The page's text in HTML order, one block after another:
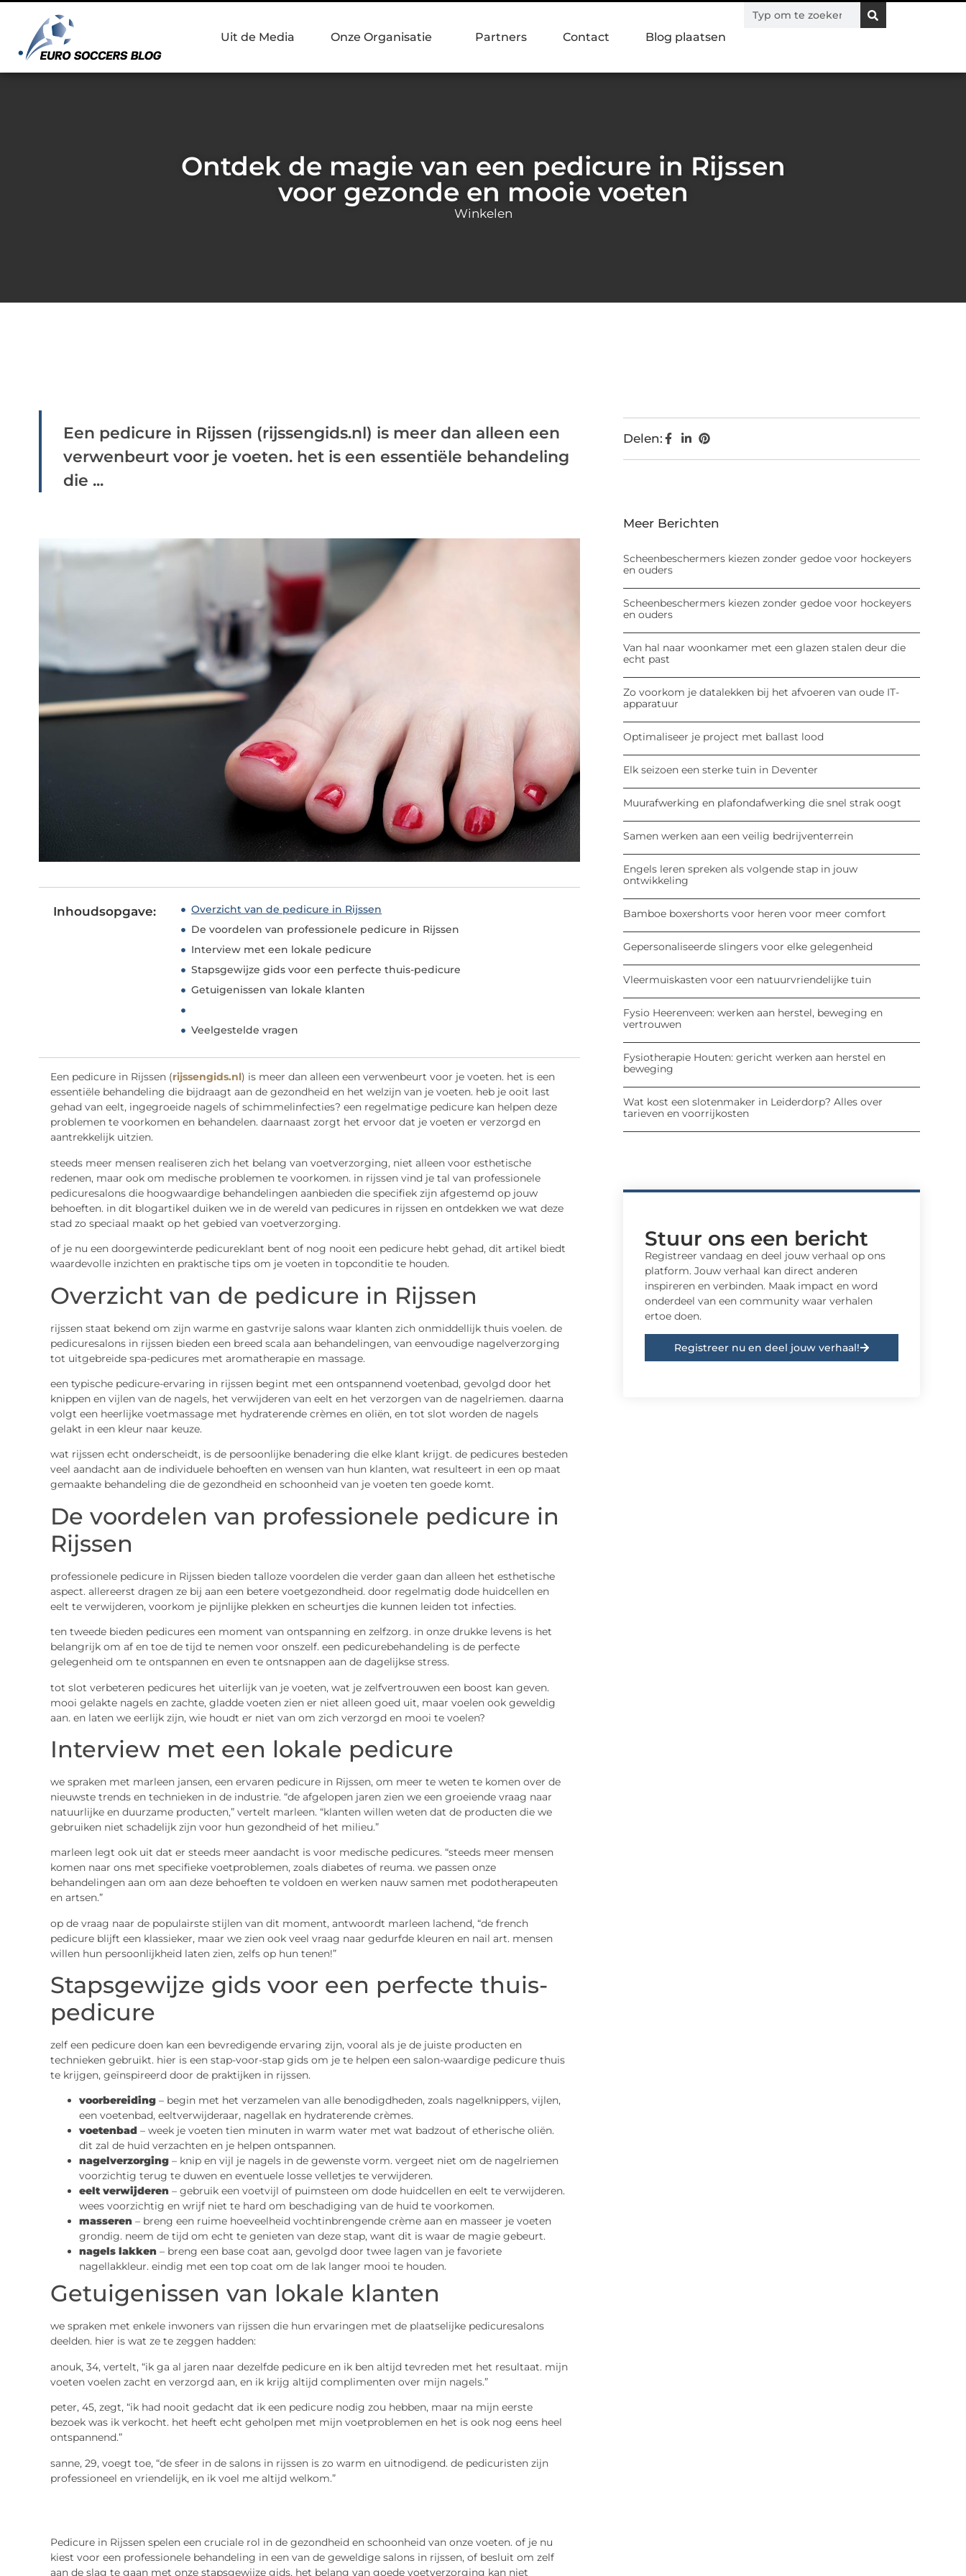
Uit de Media Onze Organisatie Partners Contact Blog plaatsen
Ontdek de magie van een pedicure in Rijssen
voor gezonde en mooie voeten
Winkelen
Een pedicure in Rijssen (rijssengids.nl) is meer dan alleen een
verwenbeurt voor je voeten. het is een essentiële behandeling
die ...
Inhoudsopgave:
Overzicht van de pedicure in Rijssen
De voordelen van professionele pedicure in Rijssen
Interview met een lokale pedicure
Stapsgewijze gids voor een perfecte thuis-pedicure
Getuigenissen van lokale klanten
Veelgestelde vragen
Een pedicure in Rijssen (rijssengids.nl) is meer dan alleen een verwenbeurt voor je voeten. het is een
essentiële behandeling die bijdraagt aan de gezondheid en het welzijn van je voeten. heb je ooit last
gehad van eelt, ingegroeide nagels of schimmelinfecties? een regelmatige pedicure kan helpen deze
problemen te voorkomen en behandelen. daarnaast zorgt het ervoor dat je voeten er verzorgd en
aantrekkelijk uitzien.
steeds meer mensen realiseren zich het belang van voetverzorging, niet alleen voor esthetische
redenen, maar ook om medische problemen te voorkomen. in rijssen vind je tal van professionele
pedicuresalons die hoogwaardige behandelingen aanbieden die specifiek zijn afgestemd op jouw
behoeften. in dit blogartikel duiken we in de wereld van pedicures in rijssen en ontdekken we wat deze
stad zo speciaal maakt op het gebied van voetverzorging.
of je nu een doorgewinterde pedicureklant bent of nog nooit een pedicure hebt gehad, dit artikel biedt
waardevolle inzichten en praktische tips om je voeten in topconditie te houden.
Overzicht van de pedicure in Rijssen
rijssen staat bekend om zijn warme en gastvrije salons waar klanten zich onmiddellijk thuis voelen. de
pedicuresalons in rijssen bieden een breed scala aan behandelingen, van eenvoudige nagelverzorging
tot uitgebreide spa-pedicures met aromatherapie en massage.
een typische pedicure-ervaring in rijssen begint met een ontspannend voetenbad, gevolgd door het
knippen en vijlen van de nagels, het verwijderen van eelt en het verzorgen van de nagelriemen. daarna
volgt een heerlijke voetmassage met hydraterende crèmes en oliën, en tot slot worden de nagels
gelakt in een kleur naar keuze.
wat rijssen echt onderscheidt, is de persoonlijke benadering die elke klant krijgt. de pedicures besteden
veel aandacht aan de individuele behoeften en wensen van hun klanten, wat resulteert in een op maat
gemaakte behandeling die de gezondheid en schoonheid van je voeten ten goede komt.
De voordelen van professionele pedicure in
Rijssen
professionele pedicure in Rijssen bieden talloze voordelen die verder gaan dan alleen het esthetische
aspect. allereerst dragen ze bij aan een betere voetgezondheid. door regelmatig dode huidcellen en
eelt te verwijderen, voorkom je pijnlijke plekken en scheurtjes die kunnen leiden tot infecties.
ten tweede bieden pedicures een moment van ontspanning en zelfzorg. in onze drukke levens is het
belangrijk om af en toe de tijd te nemen voor onszelf. een pedicurebehandeling is de perfecte
gelegenheid om te ontspannen en even te ontsnappen aan de dagelijkse stress.
tot slot verbeteren pedicures het uiterlijk van je voeten, wat je zelfvertrouwen een boost kan geven.
mooi gelakte nagels en zachte, gladde voeten zien er niet alleen goed uit, maar voelen ook geweldig
aan. en laten we eerlijk zijn, wie houdt er niet van om zich verzorgd en mooi te voelen?
Interview met een lokale pedicure
we spraken met marleen jansen, een ervaren pedicure in Rijssen, om meer te weten te komen over de
nieuwste trends en technieken in de industrie. “de afgelopen jaren zien we een groeiende vraag naar
natuurlijke en duurzame producten,” vertelt marleen. “klanten willen weten dat de producten die we
gebruiken niet schadelijk zijn voor hun gezondheid of het milieu.”
marleen legt ook uit dat er steeds meer aandacht is voor medische pedicures. “steeds meer mensen
komen naar ons met specifieke voetproblemen, zoals diabetes of reuma. we passen onze
behandelingen aan om aan deze behoeften te voldoen en werken nauw samen met podotherapeuten
en artsen.”
op de vraag naar de populairste stijlen van dit moment, antwoordt marleen lachend, “de french
pedicure blijft een klassieker, maar we zien ook veel vraag naar gedurfde kleuren en nail art. mensen
willen hun persoonlijkheid laten zien, zelfs op hun tenen!”
Stapsgewijze gids voor een perfecte thuis-
pedicure
zelf een pedicure doen kan een bevredigende ervaring zijn, vooral als je de juiste producten en
technieken gebruikt. hier is een stap-voor-stap gids om je te helpen een salon-waardige pedicure thuis
te krijgen, geïnspireerd door de praktijken in rijssen.
voorbereiding– begin met het verzamelen van alle benodigdheden, zoals nagelknippers, vijlen,
een voetenbad, eeltverwijderaar, nagellak en hydraterende crèmes.
voetenbad – week je voeten tien minuten in warm water met wat badzout of etherische oliën.
dit zal de huid verzachten en je helpen ontspannen.
nagelverzorging– knip en vijl je nagels in de gewenste vorm. vergeet niet om de nagelriemen
voorzichtig terug te duwen en eventuele losse velletjes te verwijderen.
eelt verwijderen– gebruik een voetvijl of puimsteen om dode huidcellen en eelt te verwijderen.
wees voorzichtig en wrijf niet te hard om beschadiging van de huid te voorkomen.
masseren– breng een ruime hoeveelheid vochtinbrengende crème aan en masseer je voeten
grondig. neem de tijd om echt te genieten van deze stap, want dit is waar de magie gebeurt.
nagels lakken– breng een base coat aan, gevolgd door twee lagen van je favoriete
nagellakkleur. eindig met een top coat om de lak langer mooi te houden.
Getuigenissen van lokale klanten
we spraken met enkele inwoners van rijssen die hun ervaringen met de plaatselijke pedicuresalons
deelden. hier is wat ze te zeggen hadden:
anouk, 34, vertelt, “ik ga al jaren naar dezelfde pedicure en ik ben altijd tevreden met het resultaat. mijn
voeten voelen zacht en verzorgd aan, en ik krijg altijd complimenten over mijn nagels.”
peter, 45, zegt, “ik had nooit gedacht dat ik een pedicure nodig zou hebben, maar na mijn eerste
bezoek was ik verkocht. het heeft echt geholpen met mijn voetproblemen en het is ook nog eens heel
ontspannend.”
sanne, 29, voegt toe, “de sfeer in de salons in rijssen is zo warm en uitnodigend. de pedicuristen zijn
professioneel en vriendelijk, en ik voel me altijd welkom.”
Pedicure in Rijssen spelen een cruciale rol in de gezondheid en schoonheid van onze voeten. of je nu
kiest voor een professionele behandeling in een van de geweldige salons in rijssen, of besluit om zelf
aan de slag te gaan met onze stapsgewijze gids, het belang van goede voetverzorging kan niet
Delen:
Meer Berichten
Scheenbeschermers kiezen zonder gedoe voor hockeyers
en ouders
Scheenbeschermers kiezen zonder gedoe voor hockeyers
en ouders
Van hal naar woonkamer met een glazen stalen deur die
echt past
Zo voorkom je datalekken bij het afvoeren van oude IT-
apparatuur
Optimaliseer je project met ballast lood
Elk seizoen een sterke tuin in Deventer
Muurafwerking en plafondafwerking die snel strak oogt
Samen werken aan een veilig bedrijventerrein
Engels leren spreken als volgende stap in jouw
ontwikkeling
Bamboe boxershorts voor heren voor meer comfort
Gepersonaliseerde slingers voor elke gelegenheid
Vleermuiskasten voor een natuurvriendelijke tuin
Fysio Heerenveen: werken aan herstel, beweging en
vertrouwen
Fysiotherapie Houten: gericht werken aan herstel en
beweging
Wat kost een slotenmaker in Leiderdorp? Alles over
tarieven en voorrijkosten
Stuur ons een bericht
Registreer vandaag en deel jouw verhaal op ons
platform. Jouw verhaal kan direct anderen
inspireren en verbinden. Maak impact en word
onderdeel van een community waar verhalen
ertoe doen.
Registreer nu en deel jouw verhaal!